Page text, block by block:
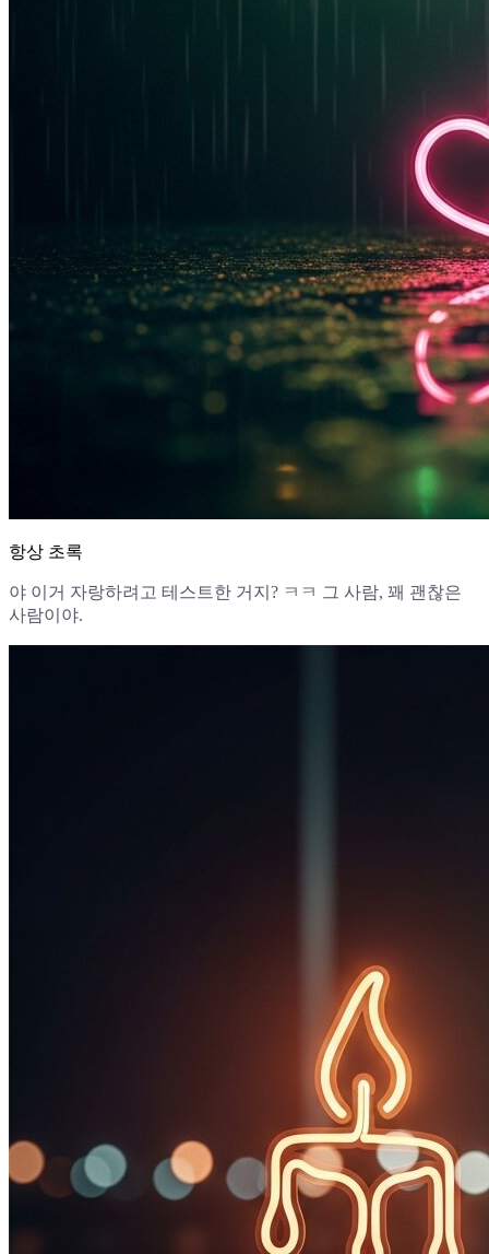
항상 초록
야 이거 자랑하려고 테스트한 거지? ㅋㅋ 그 사람, 꽤 괜찮은
사람이야.